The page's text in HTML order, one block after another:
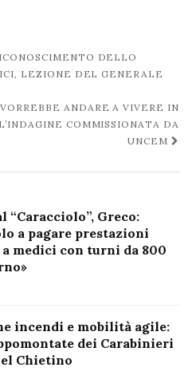
DELLO
LEZIONE DEL GENERALE
ANDARE A VIVERE IN
COMMISSIONATA DA
UNCEM
“Caracciolo”, Greco:
a pagare prestazioni
medici con turni da 800
incendi e mobilità agile:
dei Carabinieri
Chietino